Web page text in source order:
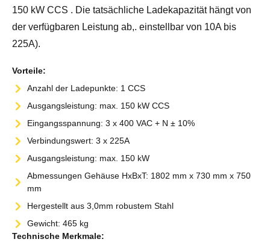
150 kW CCS . Die tatsächliche Ladekapazität hängt von
der verfügbaren Leistung ab,. einstellbar von 10A bis
225A).
Vorteile:
Anzahl der Ladepunkte: 1 CCS
Ausgangsleistung: max. 150 kW CCS
Eingangsspannung: 3 x 400 VAC + N ± 10%
Verbindungswert: 3 x 225A
Ausgangsleistung: max. 150 kW
Abmessungen Gehäuse HxBxT: 1802 mm x 730 mm x 750
mm
Hergestellt aus 3,0mm robustem Stahl
Gewicht: 465 kg
Technische Merkmale: